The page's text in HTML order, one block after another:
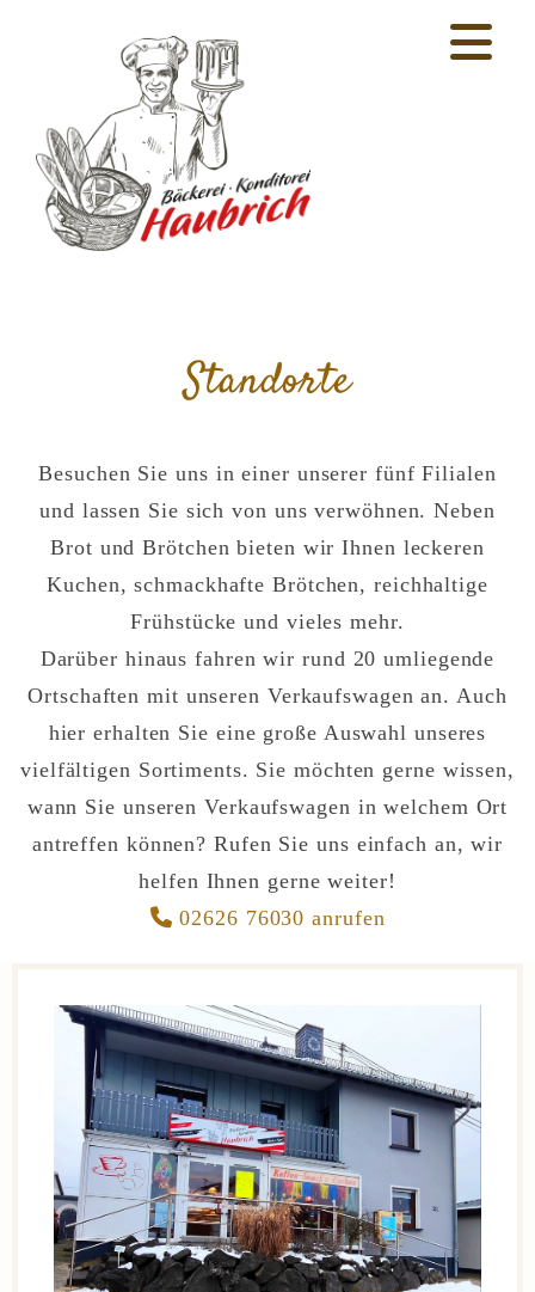
Standorte
Besuchen Sie uns in einer unserer fünf Filialen
und lassen Sie sich von uns verwöhnen. Neben
Brot und Brötchen bieten wir Ihnen leckeren
Kuchen, schmackhafte Brötchen, reichhaltige
Frühstücke und vieles mehr.
Darüber hinaus fahren wir rund 20 umliegende
Ortschaften mit unseren Verkaufswagen an. Auch
hier erhalten Sie eine große Auswahl unseres
vielfältigen Sortiments. Sie möchten gerne wissen,
wann Sie unseren Verkaufswagen in welchem Ort
antreffen können? Rufen Sie uns einfach an, wir
helfen Ihnen gerne weiter!
 02626 76030 anrufen